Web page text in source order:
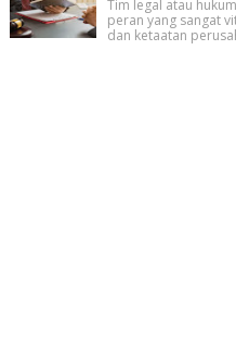
Tim legal atau
peran yang sangat
dan ketaatan